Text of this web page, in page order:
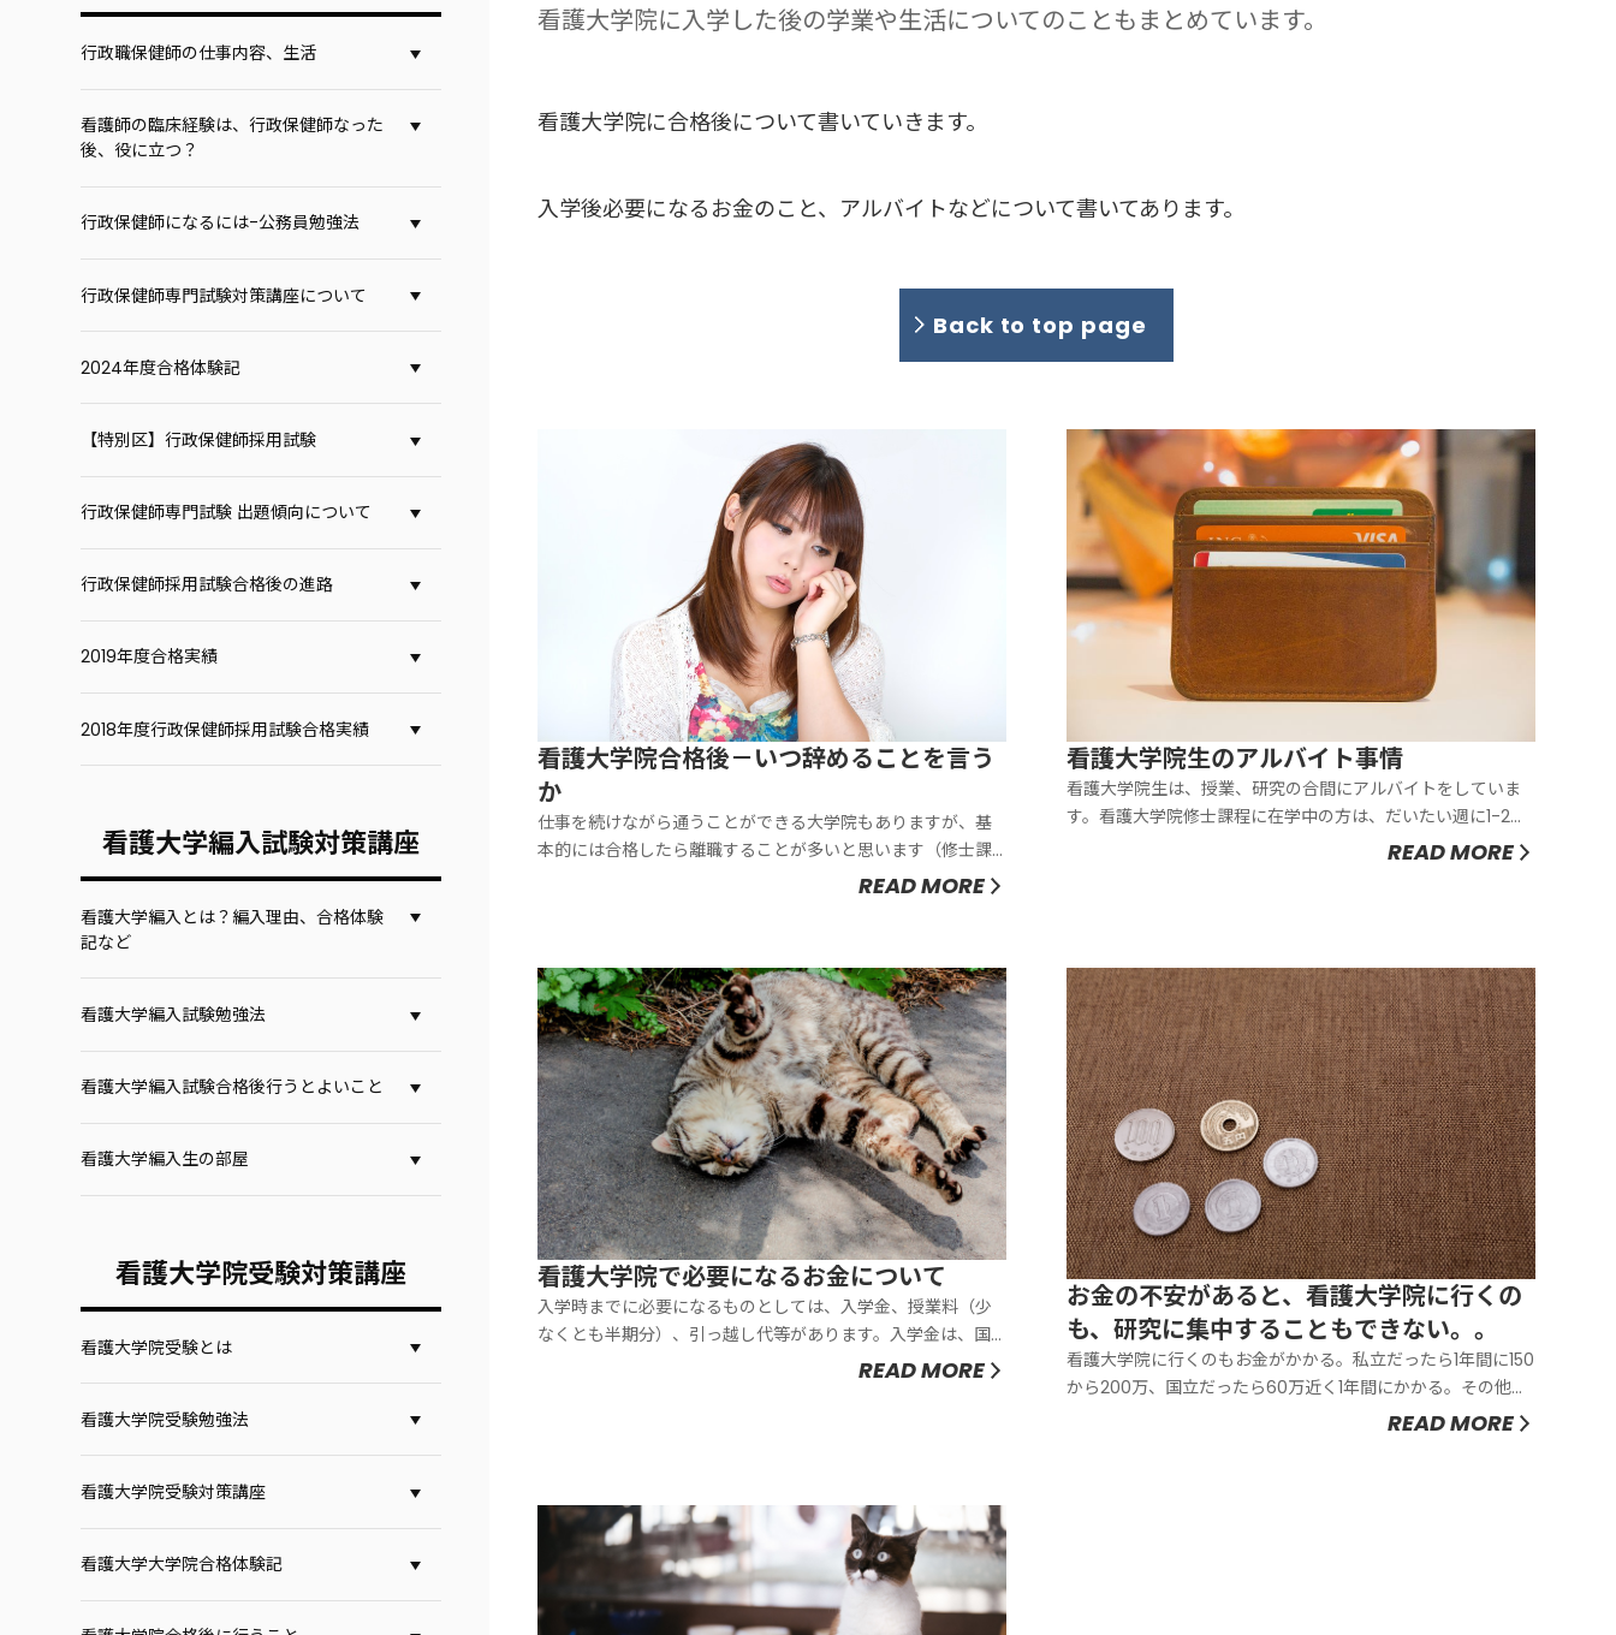
看護大学院に入学した後の学業や生活についてのこともまとめています。
看護大学院に合格後について書いていきます。
入学後必要になるお金のこと、アルバイトなどについて書いてあります。
Back to top page
看護大学院合格後－いつ辞めることを言う
か
仕事を続けながら通うことができる大学院もありますが、基
本的には合格したら離職することが多いと思います（修士課
程の場合。博士課程は、各大学院、各教授の判断に依りま
READ MORE
看護大学院生のアルバイト事情
看護大学院生は、授業、研究の合間にアルバイトをしていま
す。看護大学院修士課程に在学中の方は、だいたい週に1-2
日、博士課程に在学中の方は、週に1日ほどアルバイトをして
READ MORE
看護大学院で必要になるお金について
入学時までに必要になるものとしては、入学金、授業料（少
なくとも半期分）、引っ越し代等があります。入学金は、国
立の場合約280,000円です。（年度によって改訂がありま
READ MORE
お金の不安があると、看護大学院に行くの
も、研究に集中することもできない。。
看護大学院に行くのもお金がかかる。私立だったら1年間に150
から200万、国立だったら60万近く1年間にかかる。その他に
も生活費とか教科書代、研究をする際の調査票の集計のお金
READ MORE
行政職保健師の仕事内容、生活
看護師の臨床経験は、行政保健師なった
後、役に立つ？
行政保健師になるには-公務員勉強法
行政保健師専門試験対策講座について
2024年度合格体験記
【特別区】行政保健師採用試験
行政保健師専門試験 出題傾向について
行政保健師採用試験合格後の進路
2019年度合格実績
2018年度行政保健師採用試験合格実績
看護大学編入試験対策講座
看護大学編入とは？編入理由、合格体験
記など
看護大学編入試験勉強法
看護大学編入試験合格後行うとよいこと
看護大学編入生の部屋
看護大学院受験対策講座
看護大学院受験とは
看護大学院受験勉強法
看護大学院受験対策講座
看護大学大学院合格体験記